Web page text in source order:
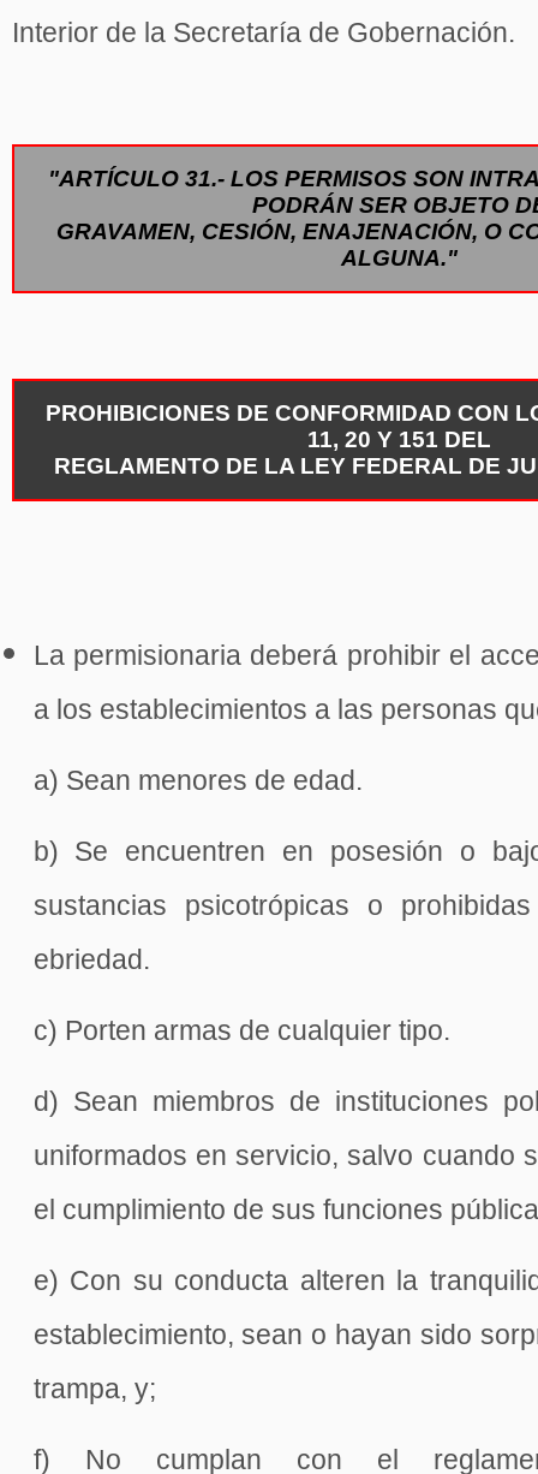
Interior de la Secretaría de Gobernación.
"ARTÍCULO 31.- LOS PERMISOS SON
PODRÁN SER OBJETO
GRAVAMEN, CESIÓN, ENAJENACIÓN, O
ALGUNA."
PROHIBICIONES DE CONFORMIDAD CON
11, 20 Y 151 DEL
REGLAMENTO DE LA LEY FEDERAL DE
La permisionaria deberá prohibir el
a los establecimientos a las personas
a) Sean menores de edad.
b) Se encuentren en posesión o
sustancias psicotrópicas o
ebriedad.
c) Porten armas de cualquier tipo.
d) Sean miembros de instituciones
uniformados en servicio, salvo cuando
el cumplimiento de sus funciones
e) Con su conducta alteren la
establecimiento, sean o hayan sido
trampa, y;
f) No cumplan con el